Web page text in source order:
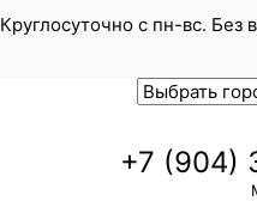
Круглосуточно с пн-вс. Без
+7 (904)